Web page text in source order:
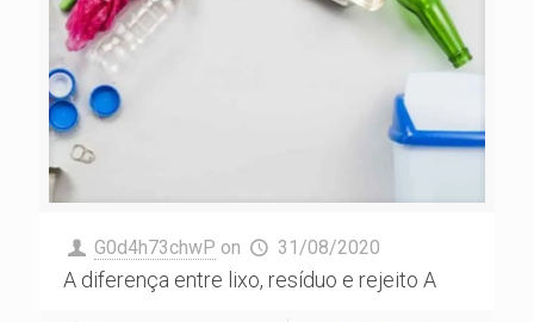
G0d4h73chwP on 31/08/2020
A diferença entre lixo, resíduo e rejeito A